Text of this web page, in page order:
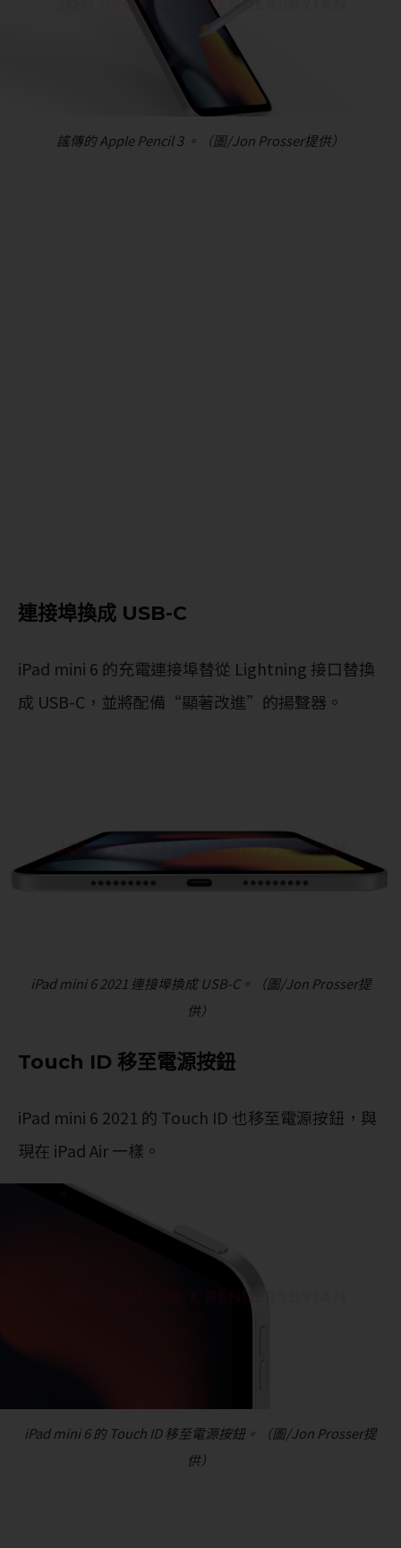
謠傳的 Apple Pencil 3 。（圖/Jon Prosser提供）
連接埠換成 USB-C
iPad mini 6 的充電連接埠替從 Lightning 接口替換
成 USB-C，並將配備“顯著改進”的揚聲器。
iPad mini 6 2021 連接埠換成 USB-C。（圖/Jon Prosser提
供）
Touch ID 移至電源按鈕
iPad mini 6 2021 的 Touch ID 也移至電源按鈕，與
現在 iPad Air 一樣。
iPad mini 6 的 Touch ID 移至電源按鈕。（圖/Jon Prosser提
供）